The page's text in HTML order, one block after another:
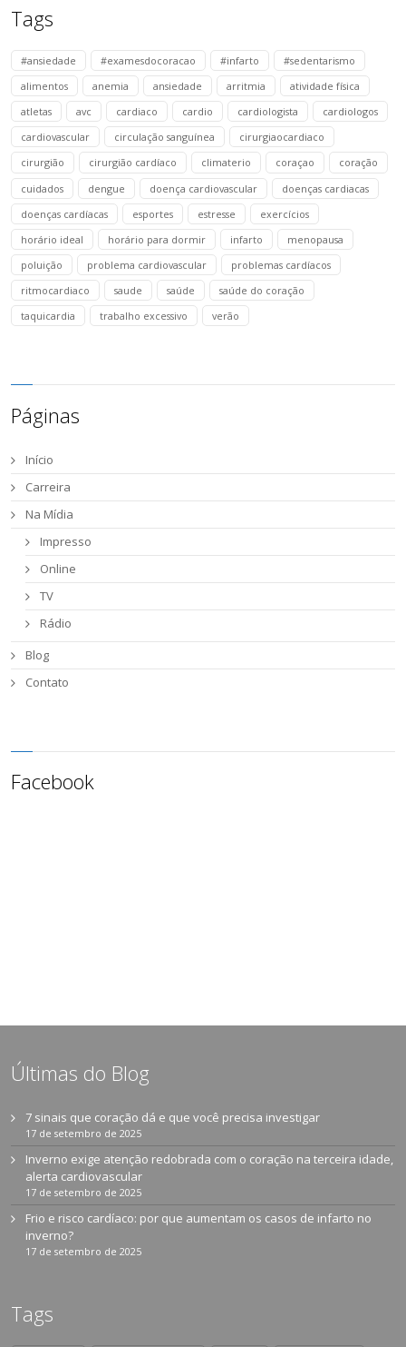
Tags
#ansiedade #examesdocoracao #infarto
#sedentarismo
alimentos
anemia ansiedade arritmia
atividade física
atletas
avc cardiaco cardio cardiologista
cardiologos
cardiovascular
circulação sanguínea
cirurgiaocardiaco
cirurgião
cirurgião cardíaco climaterio coraçao
coração
cuidados
dengue doença cardiovascular
doenças cardiacas
doenças cardíacas
esportes estresse
exercícios
horário ideal
horário para dormir infarto
menopausa
poluição
problema cardiovascular
problemas cardíacos
ritmocardiaco
saude saúde
saúde do coração
taquicardia
trabalho excessivo verão
Páginas
Início
Carreira
Na Mídia
Impresso
Online
TV
Rádio
Blog
Contato
Facebook
Últimas do Blog
7 sinais que coração dá e que você precisa investigar
17 de setembro de 2025
Inverno exige atenção redobrada com o coração na terceira idade,
alerta cardiovascular
17 de setembro de 2025
Frio e risco cardíaco: por que aumentam os casos de infarto no
inverno?
17 de setembro de 2025
Tags